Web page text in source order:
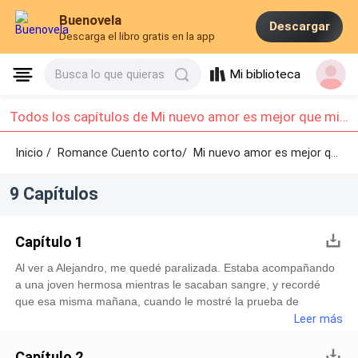
Buenovela
Descarga el libro gratis en la app
Descargar
Busca lo que quieras Mi biblioteca
Todos los capítulos de Mi nuevo amor es mejor que mi ex: Capítulo 1 - Capítulo 9
Inicio / Romance Cuento corto/Mi nuevo amor es mejor que mi ex /
9 Capítulos
Capítulo 1
Al ver a Alejandro, me quedé paralizada. Estaba acompañando
a una joven hermosa mientras le sacaban sangre, y recordé
que esa misma mañana, cuando le mostré la prueba de
embarazo y le pedí que me acompañara al hospital, sus ojos no
sabes que el lugar que más detesto son los hospitales? —me
Leer más